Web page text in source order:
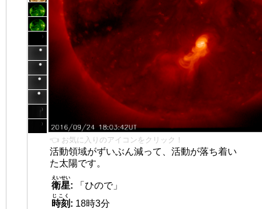
👈 お気に入りのアイコンをクリック！
活動領域がずいぶん減って、活動が落ち着い
た太陽です。
衛星
えいせい
:
「ひので」
時刻
じこく
: 18時3分